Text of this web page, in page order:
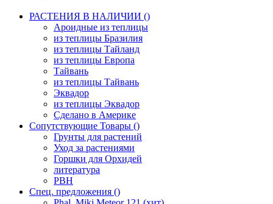
РАСТЕНИЯ В НАЛИЧИИ ()
Ароидные из теплицы
из теплицы Бразилия
из теплицы Тайланд
из теплицы Европа
Тайвань
из теплицы Тайвань
Эквадор
из теплицы Эквадор
Сделано в Америке
Сопутствующие Товары ()
Грунты для растений
Уход за растениями
Горшки для Орхидей
литература
РВН
Спец. предложения ()